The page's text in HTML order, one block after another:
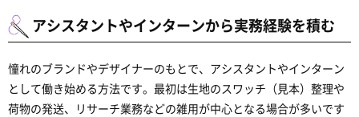
アシスタントやインターンから実務経験を積む
憧れのブランドやデザイナーのもとで、アシスタントやインターン
として働き始める方法です。最初は生地のスワッチ（見本）整理や
荷物の発送、リサーチ業務などの雑用が中心となる場合が多いです